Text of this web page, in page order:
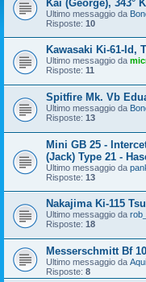
Kai (George), 343°
Ultimo messaggio da
Risposte: 10
Kawasaki Ki-61-Id,
Ultimo messaggio da
Risposte: 11
Spitfire Mk. Vb
Ultimo messaggio da
Risposte: 13
Mini GB 25 -
(Jack) Type 21 -
Ultimo messaggio da
Risposte: 13
Nakajima Ki-115
Ultimo messaggio da
Risposte: 18
Messerschmitt Bf
Ultimo messaggio da
Risposte: 8